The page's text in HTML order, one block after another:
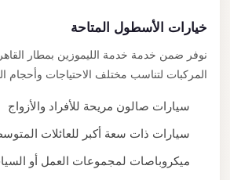
خيارات الأسطول المتاحة
نوفر ضمن خدمة خدمة الليموزين بمطار
المركبات لتناسب مختلف الاحتياجات وأحجام
سيارات صالون مريحة للأفراد والأزواج
سيارات ذات سعة أكبر للعائلات
ميكروباصات لمجموعات العمل أو